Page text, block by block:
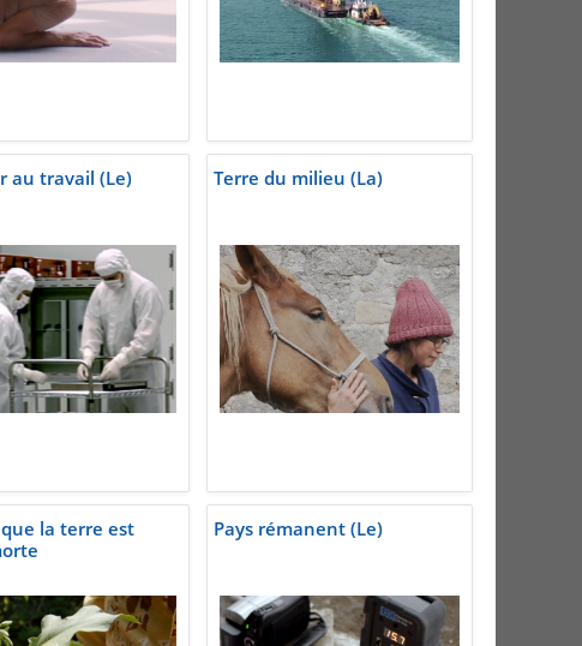
au travail (Le) Terre du milieu (La)
la terre est
Pays rémanent (Le)